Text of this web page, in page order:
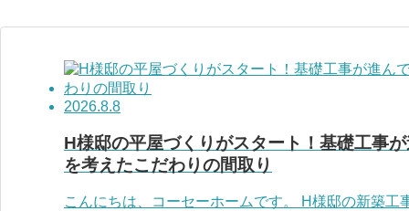
2026.8.8
H様邸の平屋づくりがスタート！基礎工事
を考えたこだわりの間取り
こんにちは、コーセーホームです。 H様邸の新築